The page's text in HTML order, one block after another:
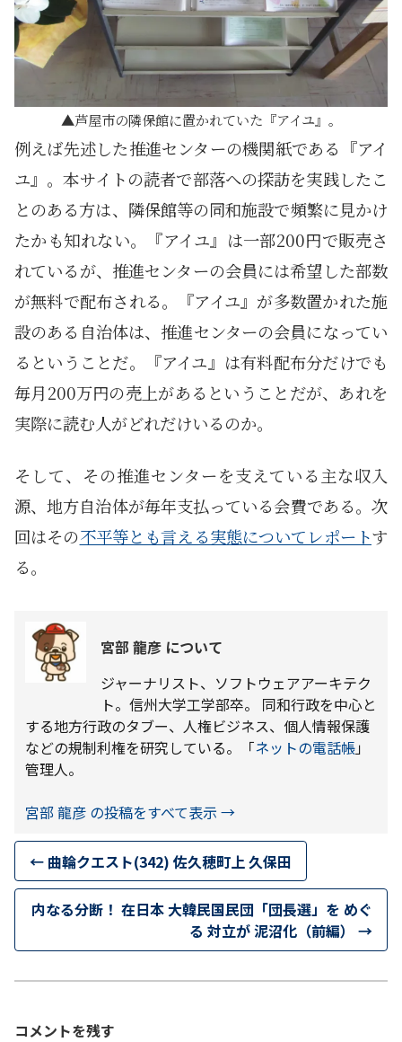
芦屋市の隣保館に置かれていた『アイユ』。
例えば先述した推進センターの機関紙である『アイ
ユ』。本サイトの読者で部落への探訪を実践したこ
とのある方は、隣保館等の同和施設で頻繁に見かけ
たかも知れない。『アイユ』は一部200円で販売さ
れているが、推進センターの会員には希望した部数
が無料で配布される。『アイユ』が多数置かれた施
設のある自治体は、推進センターの会員になってい
るということだ。『アイユ』は有料配布分だけでも
毎月200万円の売上があるということだが、あれを
実際に読む人がどれだけいるのか。
そして、その推進センターを支えている主な収入
源、地方自治体が毎年支払っている会費である。次
回はその不平等とも言える実態についてレポートす
る。
宮部 龍彦 について
ジャーナリスト、ソフトウェアアーキテク
ト。信州大学工学部卒。 同和行政を中心と
する地方行政のタブー、人権ビジネス、個人情報保護
などの規制利権を研究している。「ネットの電話帳」
管理人。
宮部 龍彦 の投稿をすべて表示 →
← 曲輪クエスト(342) 佐久穂町上 久保田
内なる分断！ 在日本 大韓民国民団「団長選」を めぐ
る 対立が 泥沼化（前編） →
コメントを残す